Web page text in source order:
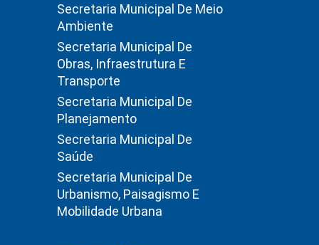
Secretaria Municipal De Meio
Ambiente
Secretaria Municipal De
Obras, Infraestrutura E
Transporte
Secretaria Municipal De
Planejamento
Secretaria Municipal De
Saúde
Secretaria Municipal De
Urbanismo, Paisagismo E
Mobilidade Urbana